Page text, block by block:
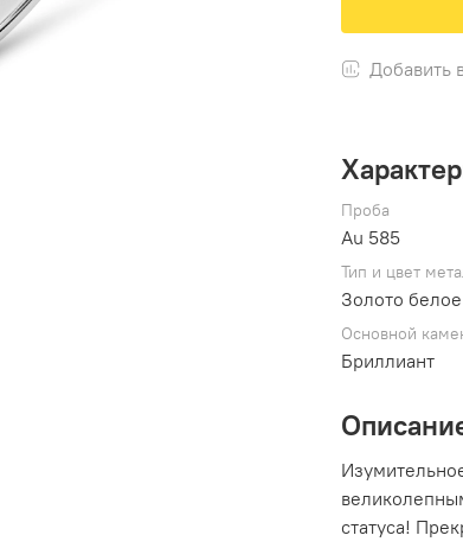
Добавить
Проба
Au 585
Тип и цвет
Золото белое
Основной
Бриллиант
статуса!